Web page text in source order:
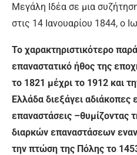
Μεγάλη Ιδέα σε μια
στις 14 Ιανουαρίου 1844, ο
Το χαρακτηριστικότερο
επαναστατικό ήθος της
το 1821 μέχρι το 1912 και
Ελλάδα διεξάγει αδιάκοπες
επαναστάσεις –θυμίζοντας
διαρκών επαναστάσεων
την πτώση της Πόλης το